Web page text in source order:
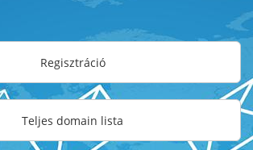
Regisztráció
Teljes domain lista